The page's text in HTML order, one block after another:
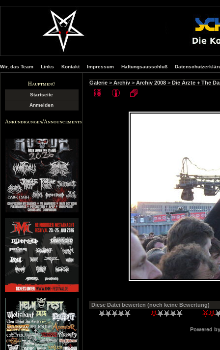
Wir, das Team Links Kontakt Impressum Haftungsausschluß
Hauptmenü
Startseite
Anmelden
Ankündigungen/Announcements
Galerie > Archiv > Archiv 2008 > Die Ärzte + The
Diese Datei bewerten (noch keine Bewertung)
Powered